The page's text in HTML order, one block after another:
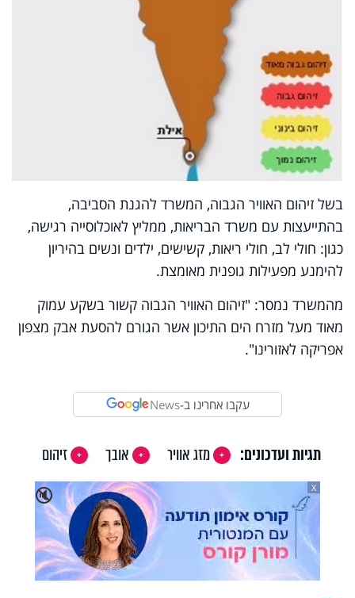
בשל זיהום האוויר הגבוה, המשרד להגנת הסביבה,
בהתייעצות עם משרד הבריאות, ממליץ לאוכלוסייה רגישה,
כגון: חולי לב, חולי ריאות, קשישים, ילדים ונשים בהיריון
להימנע מפעילות גופנית מאומצת.
מהמשרד נמסר: "זיהום האוויר הגבוה קשור בשקע עמוק
מאוד מעל מזרח הים התיכון אשר הגורם להסעת אבק מצפון
אפריקה לאזורינו".
עקבו אחרינו ב-News
תגיות ועדכונים: מזג אוויר אובך
זיהום
🔇
X